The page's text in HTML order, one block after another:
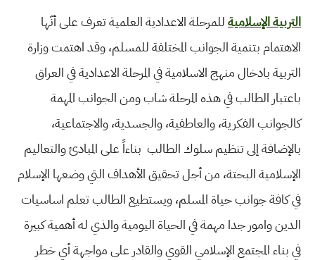
التربية الإسلاميةللمرحلة الاعدادية العلمية تعرف على أنّها
الاهتمام بتنمية الجوانب المختلفة للمسلم، وقد اهتمت وزارة
التربية بادخال منهج الاسلامية في المرحلة الاعدادية في العراق
باعتبار الطالب في هذه المرحلة شاب ومن الجوانب المهمة
كالجوانب الفكرية، والعاطفية، والجسدية، والاجتماعية،
بالإضافة إلى تنظيم سلوك الطالب بناءاً على المبادئ والتعاليم
الإسلامية البحتة، من أجل تحقيق الأهداف التي وضعها الإسلام
في كافة جوانب حياة المسلم، ويستطيع الطالب تعلم اساسيات
الدين وامور جدا مهمة في الحياة اليومية والذي له أهمية كبيرة
في بناء المجتمع الإسلامي القوي والقادر على مواجهة أي خطر